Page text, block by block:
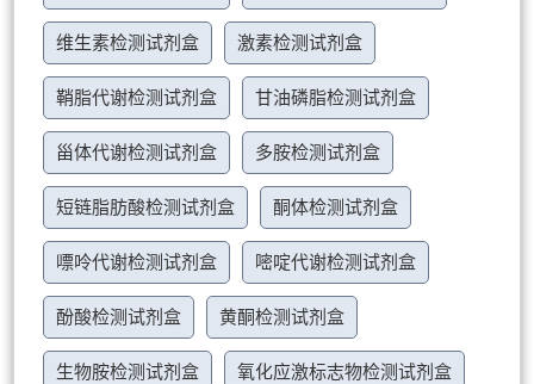
维生素检测试剂盒 激素检测试剂盒
鞘脂代谢检测试剂盒 甘油磷脂检测试剂盒
甾体代谢检测试剂盒 多胺检测试剂盒
短链脂肪酸检测试剂盒 酮体检测试剂盒
嘌呤代谢检测试剂盒 嘧啶代谢检测试剂盒
酚酸检测试剂盒 黄酮检测试剂盒
生物胺检测试剂盒 氧化应激标志物检测试剂盒